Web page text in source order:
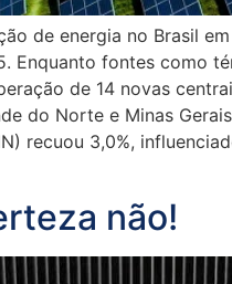
de energia no Brasil
Enquanto fontes como
de 14 novas
do Norte e Minas
recuou 3,0%,
não!